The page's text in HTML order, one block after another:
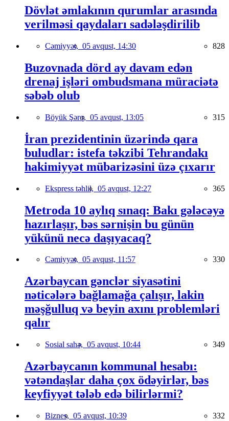
Dövlət əmlakının qurumlar arasında
verilməsi qaydaları sadələşdirilib
Cəmiyyət, 05 avqust, 14:30 828
Buzovnada dörd ay davam edən
drenaj işləri ombudsmana müraciətə
səbəb olub
Böyük Şərq, 05 avqust, 13:05 315
İran prezidentinin üzərində qara
buludlar: istefa təkzibi Tehrandakı
hakimiyyət mübarizəsini üzə çıxarır
Ekspress təhlil, 05 avqust, 12:27 365
Metroda 10 aylıq sınaq: Bakı gələcəyə
hazırlaşır, bəs sərnişin bu günün
yükünü necə daşıyacaq?
Cəmiyyət, 05 avqust, 11:57 330
Azərbaycan gənclər siyasətini
nəticələrə bağlamağa çalışır, lakin
məşğulluq və beyin axını problemləri
qalır
Sosial sahə, 05 avqust, 10:44 349
Azərbaycanın kommunal hesabı:
vətəndaşlar daha çox ödəyirlər, bəs
keyfiyyət tələb edə bilirlərmi?
Biznes, 05 avqust, 10:39 332